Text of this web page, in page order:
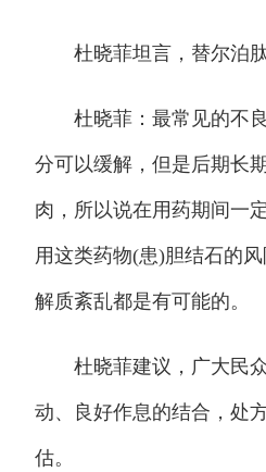
杜晓菲坦言，替尔泊肽
杜晓菲：最常见的不良
分可以缓解，但是后期长
肉，所以说在用药期间一
用这类药物(患)胆结石的
解质紊乱都是有可能的。
杜晓菲建议，广大民众
动、良好作息的结合，处
估。